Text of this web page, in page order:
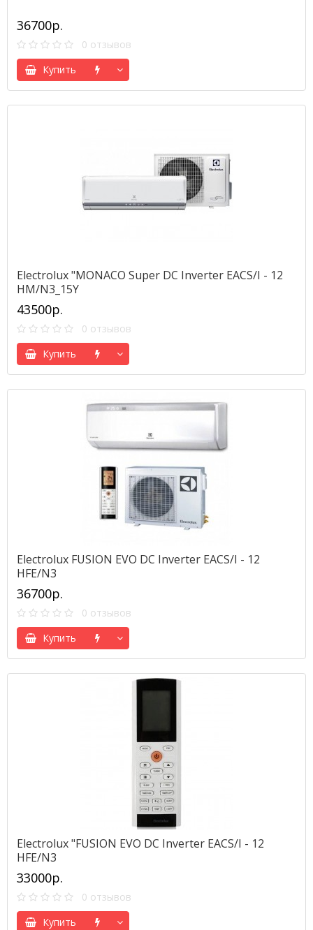
36700р.
0 отзывов
Купить
Electrolux "MONACO Super DC Inverter EACS/I - 12
HM/N3_15Y
43500р.
0 отзывов
Купить
Electrolux FUSION EVO DC Inverter EACS/I - 12
HFE/N3
36700р.
0 отзывов
Купить
Electrolux "FUSION EVO DC Inverter EACS/I - 12
HFE/N3
33000р.
0 отзывов
Купить